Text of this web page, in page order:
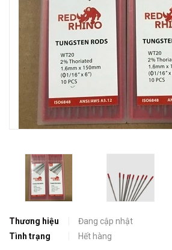
Thương hiệu
Đang cập nhật
Tình trạng
Hết hàng